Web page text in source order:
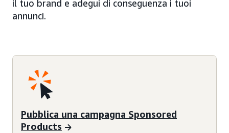
il tuo brand e adegui di conseguenza i tuoi
annunci.
Pubblica una campagna Sponsored
Products